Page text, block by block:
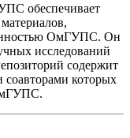
обеспечивает
ОмГУПС. Он
исследований
содержит
которых